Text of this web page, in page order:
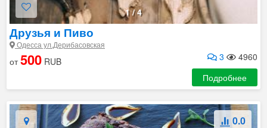
1/4
Друзья и Пиво
Одесса ул.Дерибасовская
3 4960
от500 RUB
Подробнее
0.0